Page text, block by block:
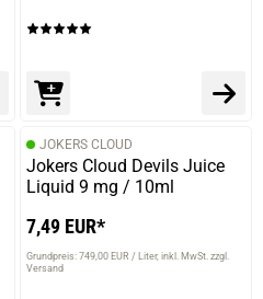
JOKERS CLOUD
Jokers Cloud Devils Juice
Liquid 9 mg / 10ml
7,49 EUR*
Grundpreis: 749,00 EUR / Liter inkl. MwSt. zzgl.
Versand